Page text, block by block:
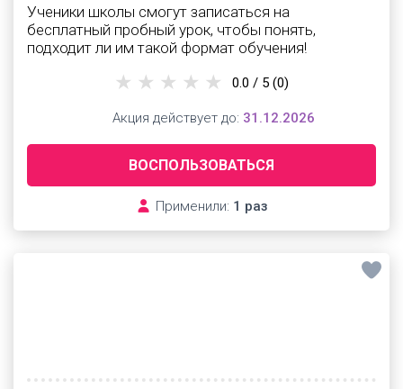
Ученики школы смогут записаться на
бесплатный пробный урок, чтобы понять,
подходит ли им такой формат обучения!
ВОСПОЛЬЗОВАТЬСЯ
Применили: 1 раз
0.0 / 5 (0)
Акция действует до: 31.12.2026